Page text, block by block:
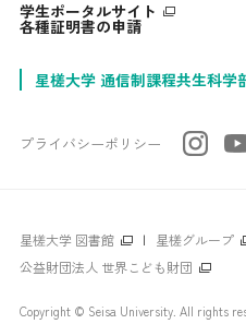
学生ポータルサイト
各種証明書の申請
星槎大学 通信制課程共生科学
プライバシーポリシー
星槎大学 図書館 | 星槎グループ
公益財団法人 世界こども財団
Copyright © Seisa University. All rights